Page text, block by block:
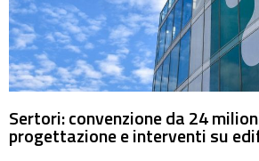
Sertori: convenzione da 24
progettazione e interventi su